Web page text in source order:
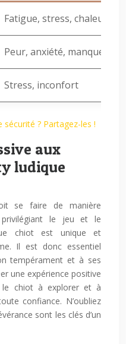
Fatigue, stress, chaleur
Peur, anxiété, manque de
Stress, inconfort
sécurité ? Partagez-les !
aux
ludique
se faire de manière
le jeu et le
chiot est unique et
Il est donc essentiel
tempérament et à ses
une expérience positive
le chiot à explorer et à
confiance. N’oubliez
sont les clés d’un